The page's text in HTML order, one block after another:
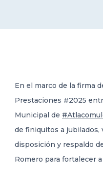
En el marco de la firma
Prestaciones #2025
Municipal de
de finiquitos a jubilados,
disposición y respaldo
Romero para fortalecer